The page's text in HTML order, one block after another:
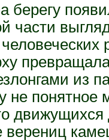
берегу
части
из
не понятное
верениц